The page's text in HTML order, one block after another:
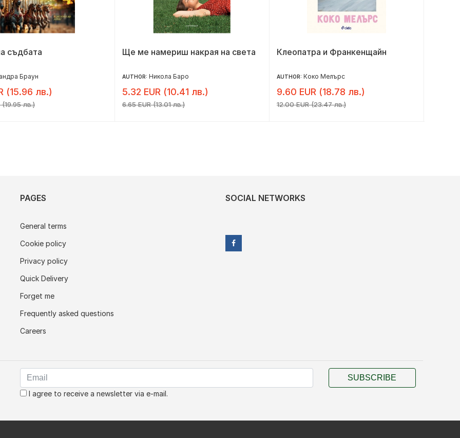
съдбата
Браун
(15.96 лв.)
(19.95 лв.)
Ще ме намериш накрая на света
AUTHOR: Никола Баро
5.32 EUR (10.41 лв.)
6.65 EUR (13.01 лв.)
Клеопатра и Франкенщайн
AUTHOR: Коко Мелърс
9.60 EUR (18.78 лв.)
12.00 EUR (23.47 лв.)
PAGES
General terms
Cookie policy
Privacy policy
Quick Delivery
Forget me
Frequently asked questions
Careers
SOCIAL NETWORKS
I agree to receive a newsletter via e-mail.
SUBSCRIBE